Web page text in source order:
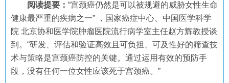
阅读提要： “宫颈癌仍然是可以被规避的威胁女性生命
健康最严重的疾病之一” ，国家癌症中心、中国医学科学
院 北京协和医学院肿瘤医院流行病学室主任赵方辉教授谈
到。“研发、评估和验证高效且可负担、可及性好的筛查技
术与策略是宫颈癌防控的关键。通过运用有效的预防手
段，没有任何一位女性应该死于宫颈癌。”